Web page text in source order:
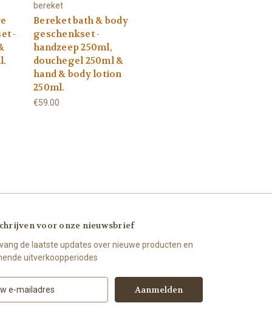
-
bereket
Bereket bath & body
geschenkset -
handzeep 250ml,
douchegel 250ml &
hand & body lotion
250ml.
€59.00
voor onze nieuwsbrief
de laatste updates over nieuwe producten en
uitverkoopperiodes